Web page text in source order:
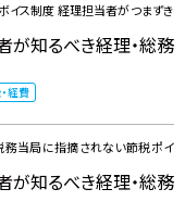
ス制度 ――経理担当者がつまずき
が知るべき経理・総務
経費
当局に指摘されない節税ポイ
が知るべき経理・総務